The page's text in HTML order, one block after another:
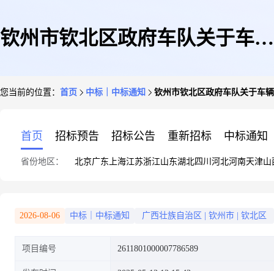
钦州市钦北区政府车队关于车辆
您当前的位置： 首页 中标｜中标通知 钦州市钦北区政府车队关于车
首页 招标预告 招标公告 重新招标 中标通知
省份地区： 北京广东 上海江苏浙江山东湖北四川 河北河南天津山
2026-08-06 中标｜中标通知 广西壮族自治区 钦州市 钦北区
项目编号 2611801000007786589